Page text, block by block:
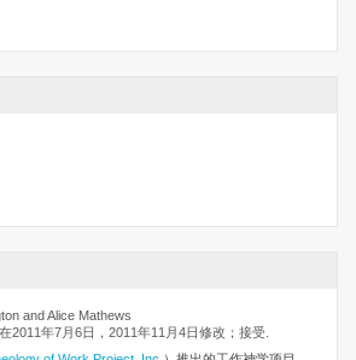
and Alice Mathews
2011年7月6日，2011年11月4日修改；接受.